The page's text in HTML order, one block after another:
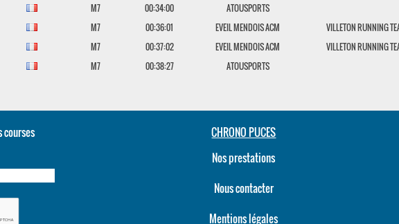
M7 00:34:00
ATOUSPORTS
M7 00:36:01 EVEIL MENDOIS ACM
VILLETON RUNNING
M7 00:37:02 EVEIL MENDOIS ACM
VILLETON RUNNING
M7 00:38:27 ATOUSPORTS
courses
CHRONO PUCES
Nos prestations
Nous contacter
Mentions légales